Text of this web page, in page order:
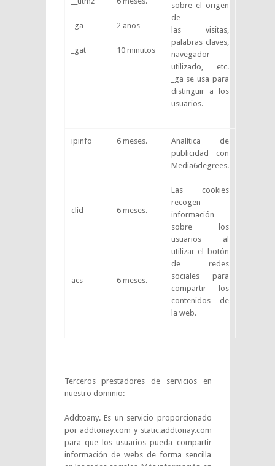
sobre el origen
de
las visitas,
palabras claves,
navegador
utilizado, etc.
_ga se usa para
distinguir a los
usuarios.
_ga
_gat
2 años
10 minutos
ipinfo 6 meses.
Analítica de
publicidad con
Media6degrees.
Las cookies
recogen
información
sobre los
usuarios al
utilizar el botón
de redes
sociales para
compartir los
contenidos de
la web.
clid 6 meses.
acs 6 meses.
Terceros prestadores de servicios en
nuestro dominio:
Addtoany. Es un servicio proporcionado
por addtonay.com y static.addtonay.com
para que los usuarios pueda compartir
información de webs de forma sencilla